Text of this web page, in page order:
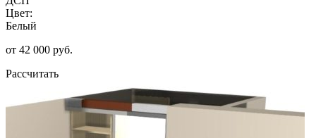
Цвет:
Белый
от 42 000 руб.
Рассчитать